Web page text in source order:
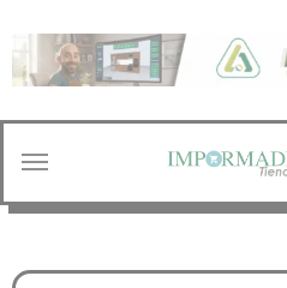
contenido